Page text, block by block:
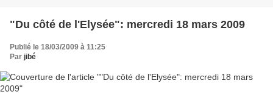
"Du côté de l'Elysée": mercredi 18 mars 2009
Publié le 18/03/2009 à 11:25
Par jibé